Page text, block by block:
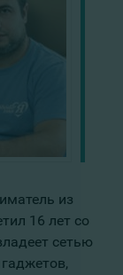
из
16 лет со
сетью